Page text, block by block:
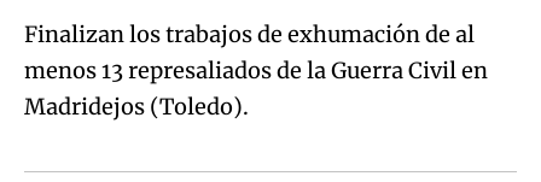
Finalizan los trabajos de exhumación de al
menos 13 represaliados de la Guerra Civil en
Madridejos (Toledo).